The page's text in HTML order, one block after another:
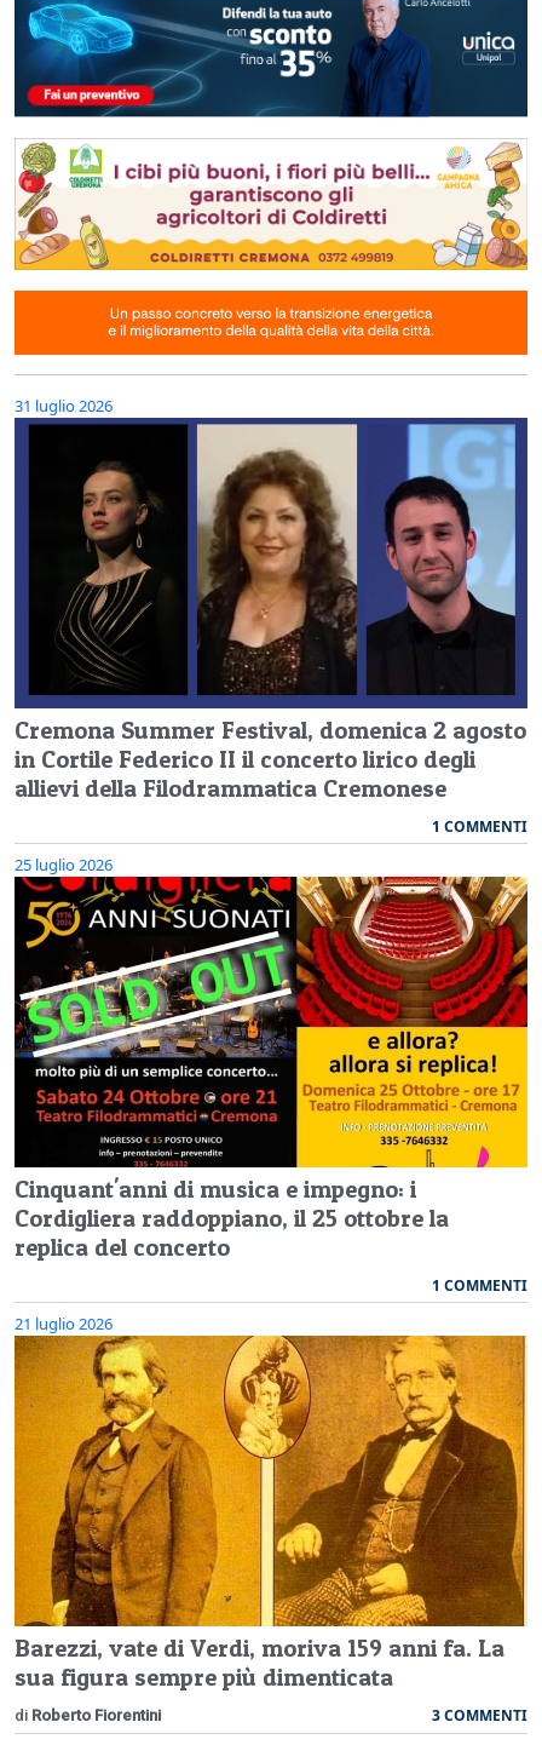
31 luglio 2026
Cremona Summer Festival, domenica 2 agosto
in Cortile Federico II il concerto lirico degli
allievi della Filodrammatica Cremonese
1 COMMENTI
25 luglio 2026
Cinquant'anni di musica e impegno: i
Cordigliera raddoppiano, il 25 ottobre la
replica del concerto
1 COMMENTI
21 luglio 2026
Barezzi, vate di Verdi, moriva 159 anni fa. La
sua figura sempre più dimenticata
di Roberto Fiorentini 3 COMMENTI